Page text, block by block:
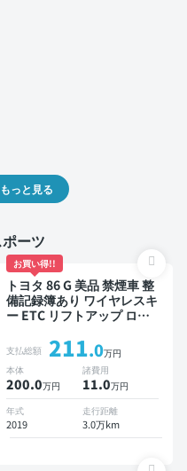
っと見る
ーツ
お買い得!!
トヨタ 86 G 美品 禁煙車 整
備記録簿あり ワイヤレスキ
ー ETC リフトアップ ロー
支払総額 211.0万円
本体
200.0万円
諸費用
11.0万円
年式
2019
走行距離
3.0万km